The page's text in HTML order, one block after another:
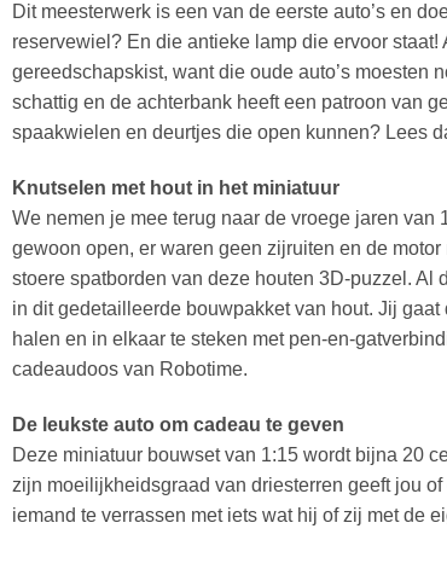
Dit meesterwerk is een van de eerste auto’s en
reservewiel? En die antieke lamp die ervoor
gereedschapskist, want die oude auto’s moesten
schattig en de achterbank heeft een patroon van
spaakwielen en deurtjes die open kunnen? Lees
Knutselen met hout in het miniatuur
We nemen je mee terug naar de vroege jaren
gewoon open, er waren geen zijruiten en de
stoere spatborden van deze houten 3D-puzzel.
in dit gedetailleerde bouwpakket van hout. Jij
halen en in elkaar te steken met pen-en-
cadeaudoos van Robotime.
De leukste auto om cadeau te geven
Deze miniatuur bouwset van 1:15 wordt bijna 20
zijn moeilijkheidsgraad van driesterren geeft jou
iemand te verrassen met iets wat hij of zij met de